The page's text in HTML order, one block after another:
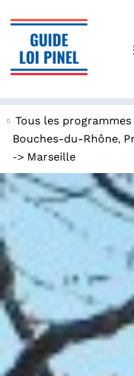
Tous les
Bouches-du-Rhône,
-> Marseille